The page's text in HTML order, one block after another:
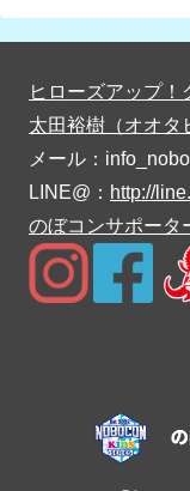
ヒローズアップ
太田裕樹（オオタ
メール：
LINE@： http://
のぼコンサポータ